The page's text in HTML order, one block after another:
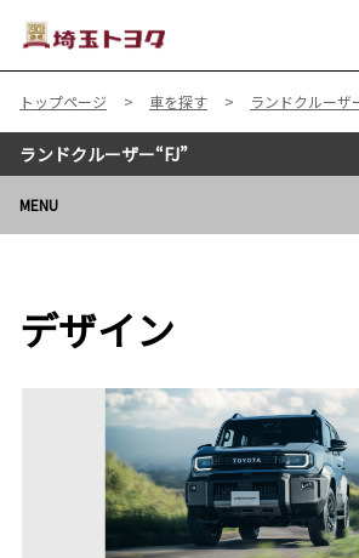
トップページ 車を探す ランドクルーザ
ランドクルーザー“FJ”
MENU
デザイン